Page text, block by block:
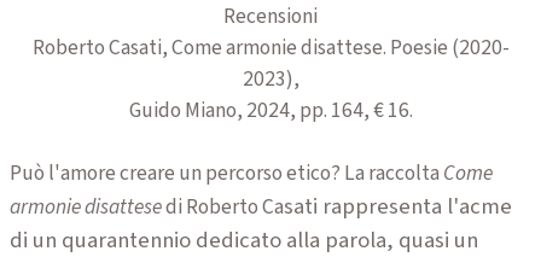
Recensioni
Roberto Casati, Come armonie disattese. Poesie (2020-
2023),
Guido Miano, 2024, pp. 164, € 16.
Può l'amore creare un percorso etico? La raccolta Come
armonie disattesedi Roberto Casati rappresenta l'acme
di un quarantennio dedicato alla parola, quasi un